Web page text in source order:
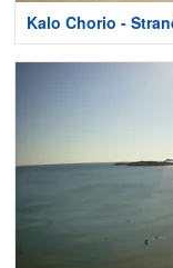
Kalo Chorio -